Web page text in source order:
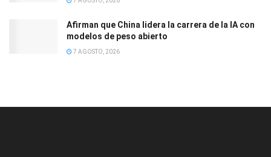
Afirman que China lidera la carrera de la IA con
modelos de peso abierto
7 AGOSTO, 2026